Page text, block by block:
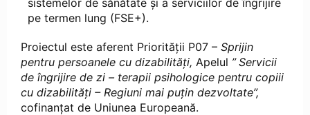
pe termen lung (FSE+).
Proiectul este aferent Priorității P07 – Sprijin
pentru persoanele cu dizabilități, Apelul ” Servicii
de îngrijire de zi – terapii psihologice pentru copiii
cu dizabilități – Regiuni mai puțin dezvoltate”,
cofinanțat de Uniunea Europeană.